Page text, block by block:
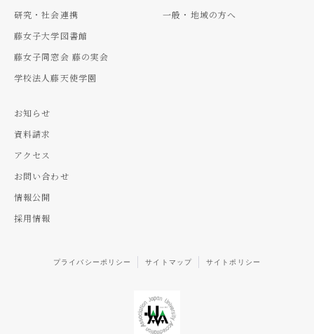
研究・社会連携
藤女子大学図書館
藤女子同窓会 藤の実会
学校法人藤天使学園
一般・地域の方へ
お知らせ
資料請求
アクセス
お問い合わせ
情報公開
採用情報
プライバシーポリシー サイトマップ サイトポリシー